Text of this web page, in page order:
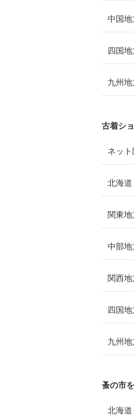
中国地
四国地
九州地
古着シ
ネット
北海
関東地
中部地
関西地
四国地
九州地
蚤の市
北海